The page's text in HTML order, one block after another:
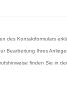
des Kontaktformulars
Bearbeitung Ihres
finden Sie in